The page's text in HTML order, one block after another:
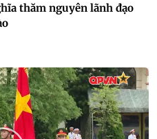
thăm nguyên lãnh đạo